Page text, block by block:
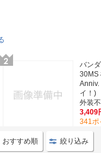
バン
30MS
Anniv.
イ！)
外装
3,409
341ポ
おすすめ順 絞り込み